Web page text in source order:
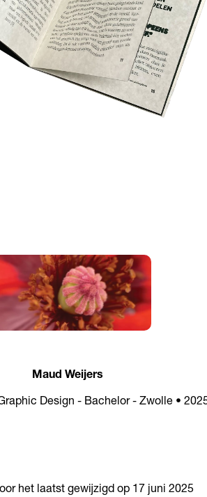
Maud Weijers
Design - Bachelor - Zwolle •
het laatst gewijzigd op 17 juni 2025